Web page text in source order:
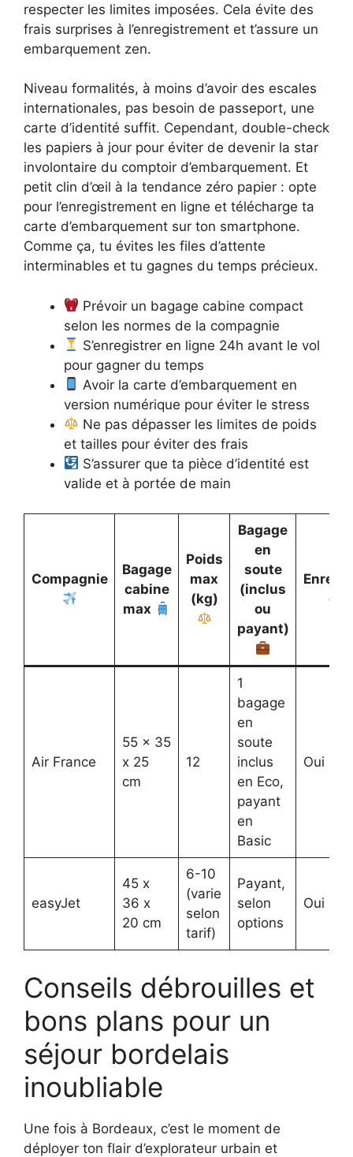
respecter les limites imposées. Cela évite des
frais surprises à l’enregistrement et t’assure un
embarquement zen.
Niveau formalités, à moins d’avoir des escales
internationales, pas besoin de passeport, une
carte d’identité suffit. Cependant, double-check
les papiers à jour pour éviter de devenir la star
involontaire du comptoir d’embarquement. Et
petit clin d’œil à la tendance zéro papier : opte
pour l’enregistrement en ligne et télécharge ta
carte d’embarquement sur ton smartphone.
Comme ça, tu évites les files d’attente
interminables et tu gagnes du temps précieux.
Prévoir un bagage cabine compact
selon les normes de la compagnie
S’enregistrer en ligne 24h avant le vol
pour gagner du temps
Avoir la carte d’embarquement en
version numérique pour éviter le stress
Ne pas dépasser les limites de poids
et tailles pour éviter des frais
S’assurer que ta pièce d’identité est
valide et à portée de main
Compagnie
Bagage
cabine
max
Poids
max
(kg)
Bagage
en
soute
(inclus
ou
payant)
en
Air France
55 x 35
x 25
cm
12
1
bagage
en
soute
inclus
en Eco,
payant
en
Basic
Oui
easyJet
45 x
36 x
20 cm
6-10
(varie
selon
tarif)
Payant,
selon
options
Oui
Conseils débrouilles et
bons plans pour un
séjour bordelais
inoubliable
Une fois à Bordeaux, c’est le moment de
déployer ton flair d’explorateur urbain et